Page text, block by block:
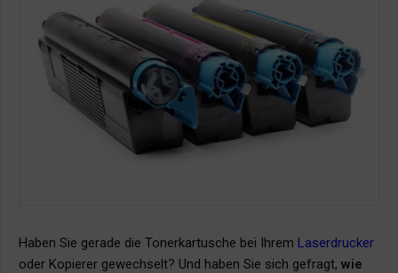
Haben Sie gerade die Tonerkartusche bei Ihrem Laserdrucker
oder Kopierer gewechselt? Und haben Sie sich gefragt, wie